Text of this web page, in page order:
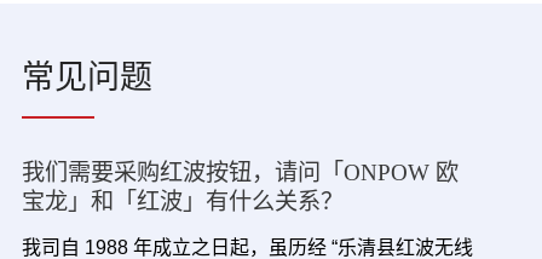
常见问题
我们需要采购红波按钮，请问「ONPOW 欧
宝龙」和「红波」有什么关系？
我司自 1988 年成立之日起，虽历经 “乐清县红波无线